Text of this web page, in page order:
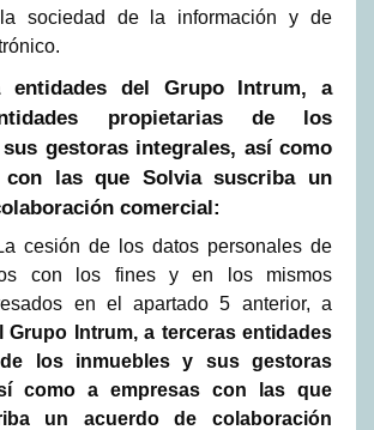
sociedad de la información y de
entidades del Grupo Intrum, a
propietarias de los
gestoras integrales, así como
con las que Solvia suscriba un
comercial:
cesión de los datos personales de
con los fines y en los mismos
en el apartado 5 anterior, a
Grupo Intrum, a terceras entidades
de los inmuebles y sus gestoras
como a empresas con las que
un acuerdo de colaboración